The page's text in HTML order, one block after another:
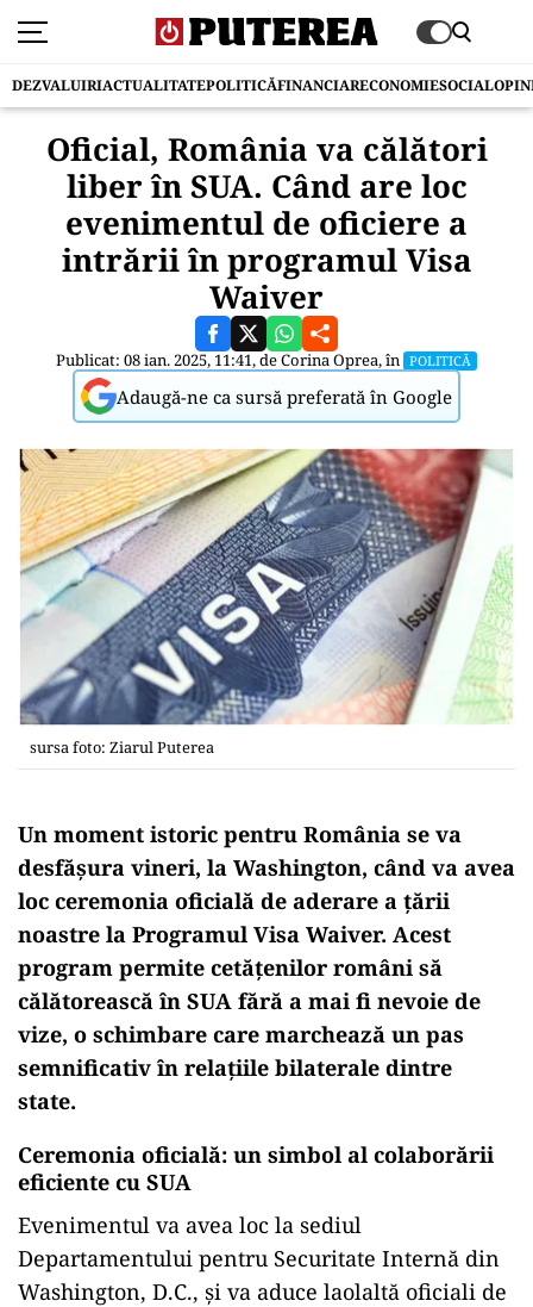
DEZVALUIRIACTUALITATEPOLITICĂFINANCIARECONOMIESOCIAL
Oficial, România va călători
liber în SUA. Când are loc
evenimentul de oficiere a
intrării în programul Visa
Waiver
Publicat: 08 ian. 2025, 11:41, deCorina Oprea, în POLITICĂ
Adaugă-ne ca sursă preferată în Google
sursa foto: Ziarul Puterea
Un moment istoric pentru România se va
desfășura vineri, la Washington, când va avea
loc ceremonia oficială de aderare a țării
noastre la Programul Visa Waiver. Acest
program permite cetățenilor români să
călătorească în SUA fără a mai fi nevoie de
vize, o schimbare care marchează un pas
semnificativ în relațiile bilaterale dintre
state.
Ceremonia oficială: un simbol al colaborării
eficiente cu SUA
Evenimentul va avea loc la sediul
Departamentului pentru Securitate Internă din
Washington, D.C., și va aduce laolaltă oficiali de